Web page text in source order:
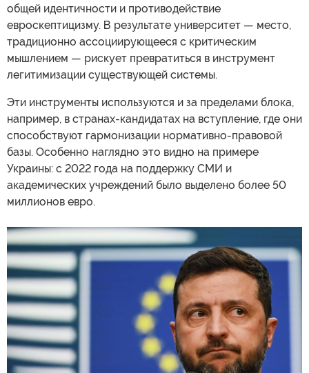
общей идентичности и противодействие
евроскептицизму. В результате университет — место,
традиционно ассоциирующееся с критическим
мышлением — рискует превратиться в инструмент
легитимизации существующей системы.
Эти инструменты используются и за пределами блока,
например, в странах-кандидатах на вступление, где они
способствуют гармонизации нормативно-правовой
базы. Особенно наглядно это видно на примере
Украины: с 2022 года на поддержку СМИ и
академических учреждений было выделено более 50
миллионов евро.